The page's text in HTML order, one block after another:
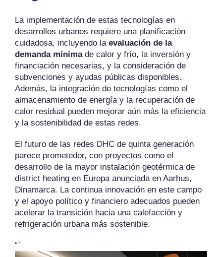
La implementación de estas tecnologías en
desarrollos urbanos requiere una planificación
cuidadosa, incluyendo la evaluación de la
demanda mínimade calor y frío, la inversión y
financiación necesarias, y la consideración de
subvenciones y ayudas públicas disponibles.
Además, la integración de tecnologías como el
almacenamiento de energía y la recuperación de
calor residual pueden mejorar aún más la eficiencia
y la sostenibilidad de estas redes.
El futuro de las redes DHC de quinta generación
parece prometedor, con proyectos como el
desarrollo de la mayor instalación geotérmica de
district heating en Europa anunciada en Aarhus,
Dinamarca. La continua innovación en este campo
y el apoyo político y financiero adecuados pueden
acelerar la transición hacia una calefacción y
refrigeración urbana más sostenible.
“`